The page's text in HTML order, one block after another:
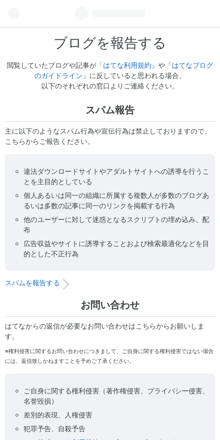
ブログを報告する
閲覧していたブログや記事が「はてな利用規約 」や「はてなブログ
のガイドライン 」に反していると思われる場合、
以下のそれぞれの窓口よりご連絡ください。
スパム報告
主に以下のようなスパム行為や宣伝行為は禁止しておりますので、
こちらからご報告ください。
違法ダウンロードサイトやアダルトサイトへの誘導を行うこ
とを主目的としている
個人あるいは同一の組織に所属する複数人が多数のブログあ
るいは多数の記事に同一のリンクを掲載する行為
他のユーザーに対して迷惑となるスクリプトの埋め込み、配
布
広告収益やサイトに誘導することおよび検索最適化などを目
的とした不正行為
スパムを報告する
お問い合わせ
はてなからの返信が必要なお問い合わせはこちらからお願いしま
す。
※権利侵害に関するお問い合わせにつきまして、ご自身に関する権利侵害ではない場合
には、返信致しかねますことを予めご了承ください。
ご自身に関する権利侵害（著作権侵害、プライバシー侵害、
名誉毀損）
差別的表現、人権侵害
犯罪予告、自殺予告